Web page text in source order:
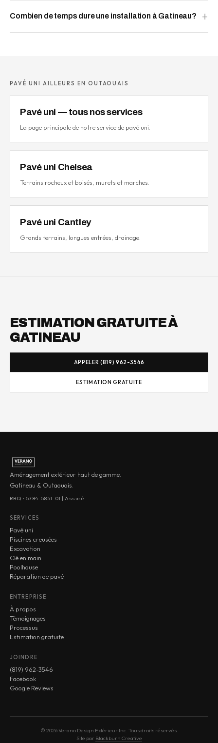
Combien de temps dure une installation à Gatineau?
PAVÉ UNI AILLEURS EN OUTAOUAIS
Pavé uni — tous nos services
La page principale de notre service de pavé uni.
Pavé uni Chelsea
Terrains rocheux et boisés, murets et marches.
Pavé uni Cantley
Grands terrains, longues entrées, drainage.
ESTIMATION GRATUITE À
GATINEAU
APPELER (819) 962-3546
ESTIMATION GRATUITE
Aménagement extérieur haut de gamme.
Gatineau & Outaouais.
RBQ : 5784-5851-01 | Assuré
SERVICES
Pavé uni
Piscines creusées
Excavation
Clé en main
Poolhouse
Réparation de pavé
ENTREPRISE
À propos
Témoignages
Processus
Estimation gratuite
JOINDRE
(819) 962-3546
Facebook
Google Reviews
© 2026 Verano Design Extérieur Inc. Tous droits réservés.
Site par Blackburn Creative